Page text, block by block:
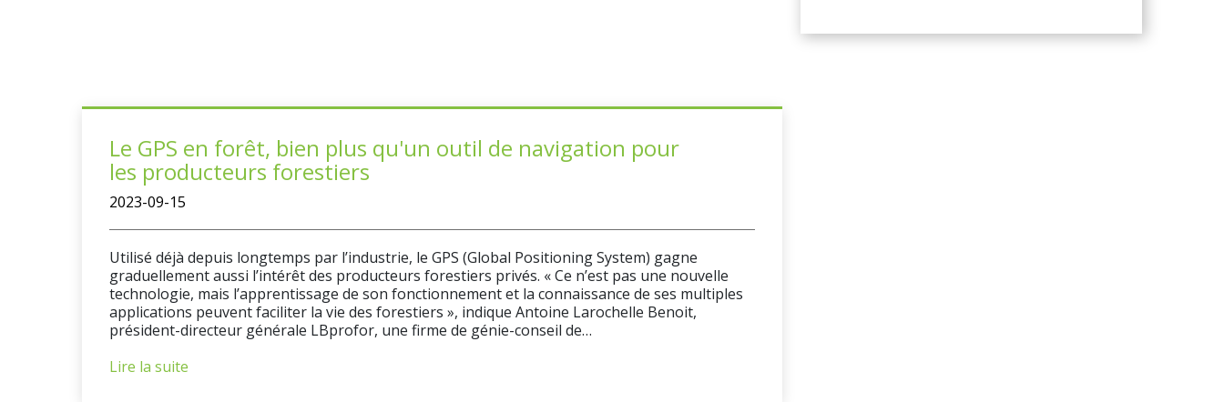
Le GPS en forêt, bien plus qu'un outil de navigation pour
les producteurs forestiers
2023-09-15
Utilisé déjà depuis longtemps par l’industrie, le GPS (Global Positioning System) gagne
graduellement aussi l’intérêt des producteurs forestiers privés. « Ce n’est pas une nouvelle
technologie, mais l’apprentissage de son fonctionnement et la connaissance de ses multiples
applications peuvent faciliter la vie des forestiers », indique Antoine Larochelle Benoit,
président-directeur générale LBprofor, une firme de génie-conseil de…
Lire la suite